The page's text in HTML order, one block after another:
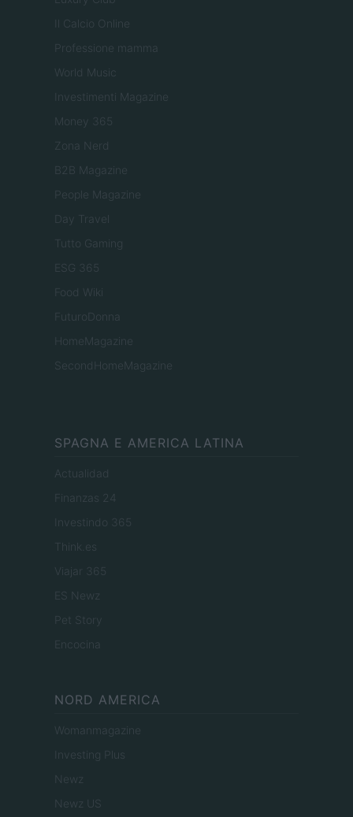
Il Calcio Online
Professione mamma
World Music
Investimenti Magazine
Money 365
Zona Nerd
B2B Magazine
People Magazine
Day Travel
Tutto Gaming
ESG 365
Food Wiki
FuturoDonna
HomeMagazine
SecondHomeMagazine
SPAGNA E AMERICA LATINA
Actualidad
Finanzas 24
Investindo 365
Think.es
Viajar 365
ES Newz
Pet Story
Encocina
NORD AMERICA
Womanmagazine
Investing Plus
Newz
Newz US